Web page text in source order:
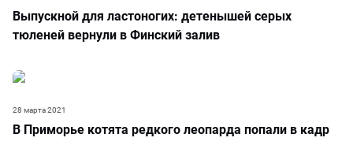
Выпускной для ластоногих: детенышей серых
тюленей вернули в Финский залив
В Приморье котята редкого леопарда попали в кадр
28 марта 2021